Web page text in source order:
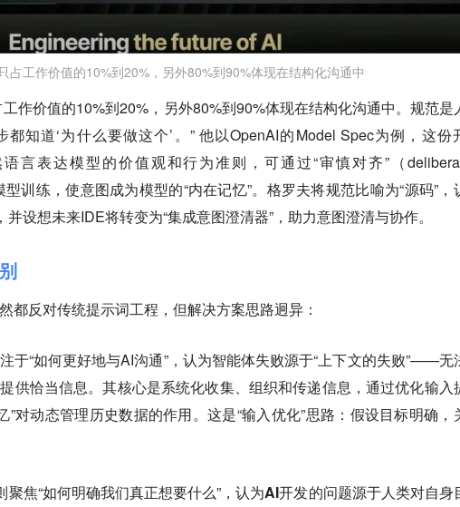
占工作价值的10%到20%，另外80%到90%体现在结构化沟通中
作价值的10%到20%，另外80%到90%体现在结构化沟通中。规范是
知道‘为什么要做这个’。” 他以OpenAI的Model Spec为例，这份
言表达模型的价值观和行为准则，可通过“审慎对齐”（
训练，使意图成为模型的“内在记忆”。格罗夫将规范比喻为“源码”，
并设想未来IDE将转变为“集成意图澄清器”，助力意图澄清与协作。
都反对传统提示词工程，但解决方案思路迥异：
于“如何更好地与AI沟通”，认为智能体失败源于“上下文的失败”——无
供恰当信息。其核心是系统化收集、组织和传递信息，通过优化输入
”对动态管理历史数据的作用。这是“输入优化”思路：假设目标明确，
聚焦“如何明确我们真正想要什么”，认为AI开发的问题源于人类对自身